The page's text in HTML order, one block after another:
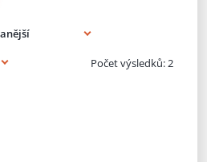
Počet výsledků: 2